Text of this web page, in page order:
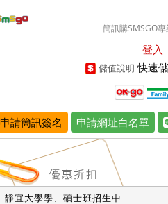
簡訊購SMSGO
登入
儲值說明 快速
申請簡訊簽名 申請網址白名單
靜宜大學學、碩士班招生中